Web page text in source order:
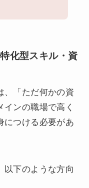
化型スキル・資
、「ただ何かの資
ンの職場で高く
につける必要があ
以下のような方向